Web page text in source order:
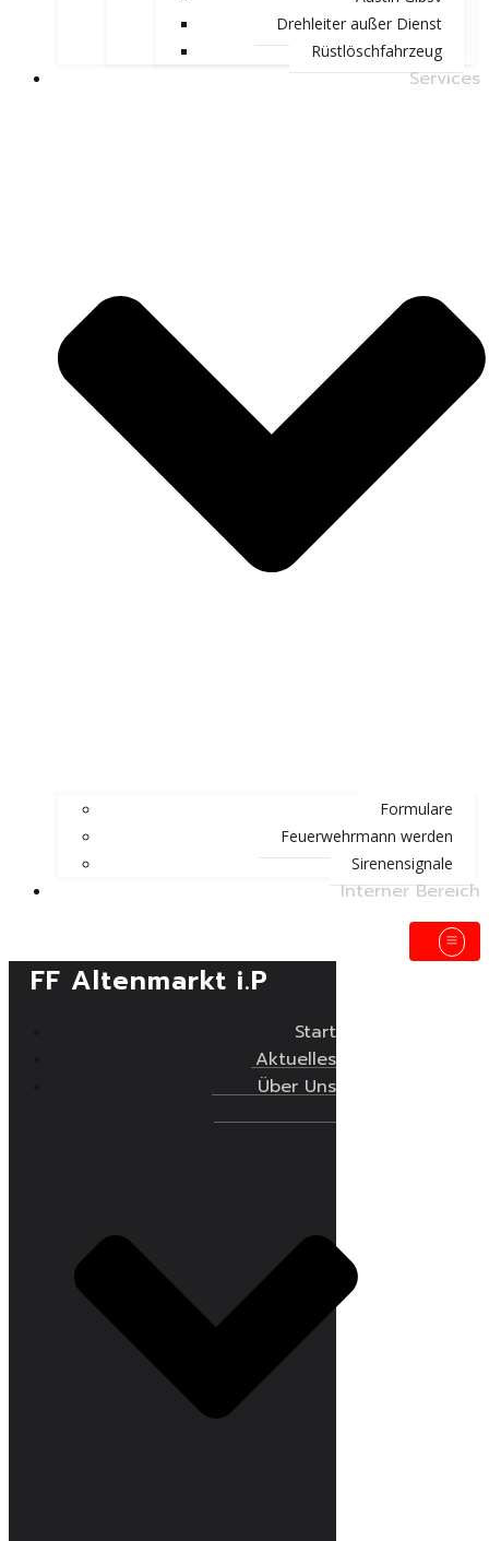
Drehleiter außer Dienst
Rüstlöschfahrzeug
Services
Formulare
Feuerwehrmann werden
Sirenensignale
Interner Bereich
FF Altenmarkt i.P
Start
Aktuelles
Über Uns